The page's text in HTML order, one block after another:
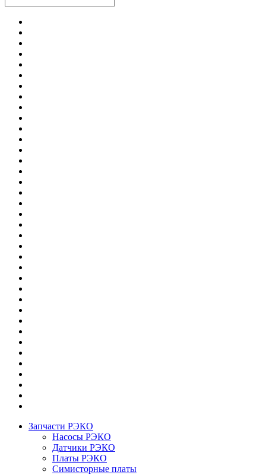
Запчасти РЭКО
Насосы РЭКО
Датчики РЭКО
Платы РЭКО
Симисторные платы